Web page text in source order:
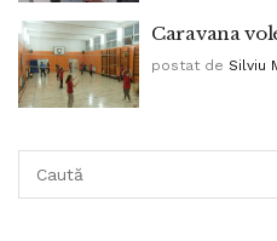
Caravana
postat de Silviu